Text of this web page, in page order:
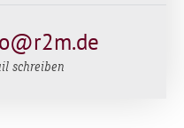
schreiben